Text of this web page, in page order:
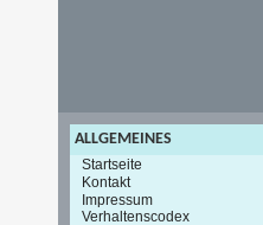
ALLGEMEINES
Startseite
Kontakt
Impressum
Verhaltenscodex